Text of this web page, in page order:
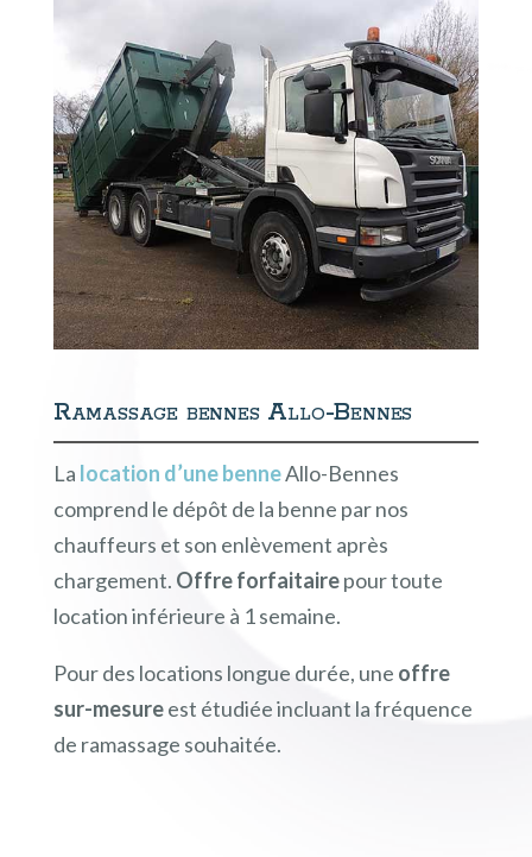
Ramassage bennes Allo-Bennes
La location d’une benneAllo-Bennes
comprend le dépôt de la benne par nos
chauffeurs et son enlèvement après
chargement. Offre forfaitairepour toute
location inférieure à 1 semaine.
Pour des locations longue durée, une offre
sur-mesureest étudiée incluant la fréquence
de ramassage souhaitée.